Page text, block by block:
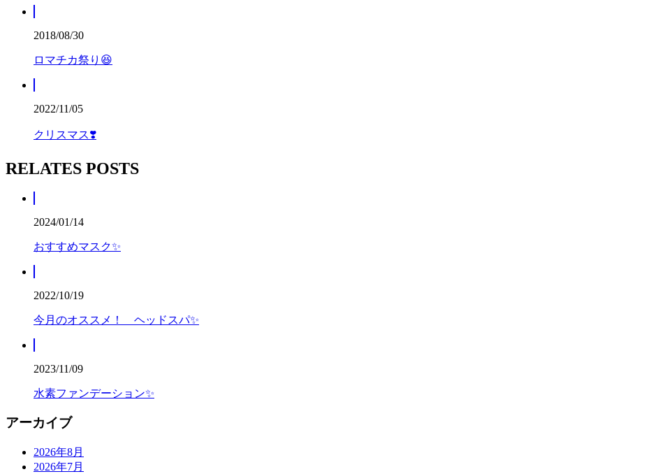
2018/08/30
ロマチカ祭り😆
2022/11/05
クリスマス❣️
RELATES POSTS
2024/01/14
おすすめマスク✨️
2022/10/19
今月のオススメ！ ヘッドスパ✨
2023/11/09
水素ファンデーション✨
アーカイブ
2026年8月
2026年7月